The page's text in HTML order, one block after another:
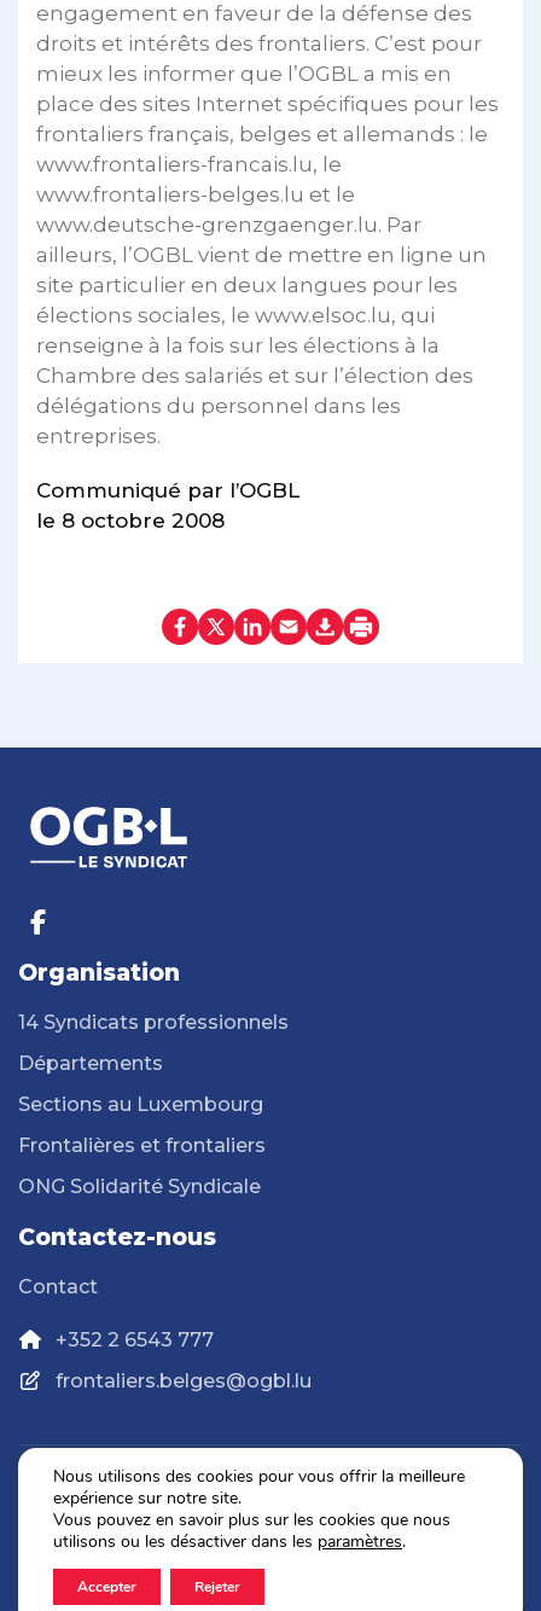
engagement en faveur de la défense des
droits et intérêts des frontaliers. C’est pour
mieux les informer que l’OGBL a mis en
place des sites Internet spécifiques pour les
frontaliers français, belges et allemands : le
www.frontaliers-francais.lu, le
www.frontaliers-belges.lu et le
www.deutsche-grenzgaenger.lu. Par
ailleurs, l’OGBL vient de mettre en ligne un
site particulier en deux langues pour les
élections sociales, le www.elsoc.lu, qui
renseigne à la fois sur les élections à la
Chambre des salariés et sur l’élection des
délégations du personnel dans les
entreprises.
Communiqué par l’OGBL
le 8 octobre 2008
Organisation
14 Syndicats professionnels
Départements
Sections au Luxembourg
Frontalières et frontaliers
ONG Solidarité Syndicale
Contactez-nous
Contact
+352 2 6543 777
frontaliers.belges@ogbl.lu
Politique de confidentialité
Mentions légales
2026 © OGBL. Tous droits réservés.
Nous utilisons des cookies pour vous offrir la meilleure
expérience sur notre site.
Vous pouvez en savoir plus sur les cookies que nous
utilisons ou les désactiver dans les paramètres.
Accepter Rejeter